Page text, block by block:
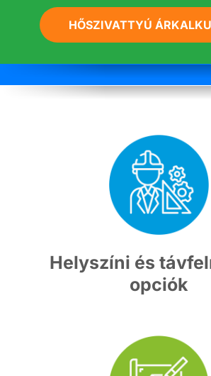
HŐSZIVATTYÚ
Helyszíni és
opciók